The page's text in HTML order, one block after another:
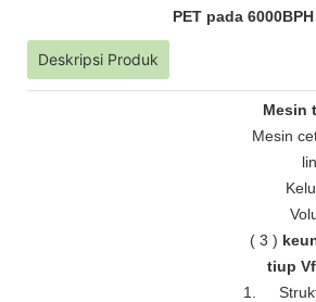
PET pada 6000BPH
Deskripsi Produk
Mesin
Mesin
(3 )
tiup
1.